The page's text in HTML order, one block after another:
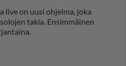
live on uusi ohjelma, joka
takia. Ensimmäinen